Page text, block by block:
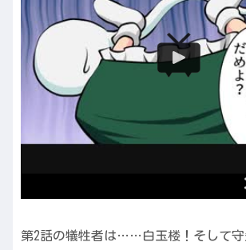
第2話の犠牲者は……白玉楼！そして守